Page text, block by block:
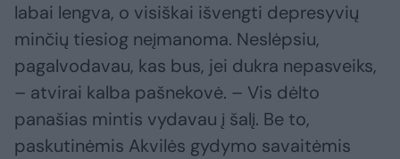
labai lengva, o visiškai išvengti depresyvių
minčių tiesiog neįmanoma. Neslėpsiu,
pagalvodavau, kas bus, jei dukra nepasveiks,
– atvirai kalba pašnekovė. – Vis dėlto
panašias mintis vydavau į šalį. Be to,
paskutinėmis Akvilės gydymo savaitėmis